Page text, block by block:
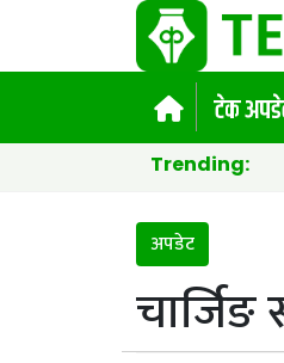
टेक
Trending:
अपडेट
चार्जिङ